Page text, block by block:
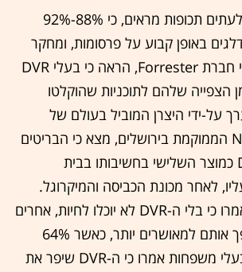
מחקרים הנערכים לעתים תכופות מראים, כי 88%-92%
באופן קבוע על פרסומות, ומחקר
אחר שנערך על-ידי חברת Forrester, הראה כי בעלי DVR
60% מזמן הצפייה שלהם לתוכניות שהוקלטו
על-ידי היצרן המוביל בעולם של
ממירים, חברת NDS הממוקמת בירושלים, מצא כי הבריטים
מדרגים את ה-DVR כמוצר השלישי בחשיבותו בבית
לאחר מכונת הכביסה והמיקרוגל.
78% מהנשאלים אמרו כי בלי ה-DVR לא יוכלו לחיות, אחרים
אמרו כי הממיר הופך אותם למאושרים יותר, כאשר 64%
מהנשאלים שהם בעלי משפחות אמרו כי ה-DVR שיפר את